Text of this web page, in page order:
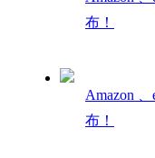
布！
Amazon
布！